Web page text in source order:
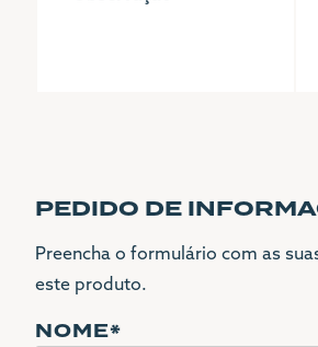
PEDIDO DE
Preencha o formulário com as
este produto.
NOME*